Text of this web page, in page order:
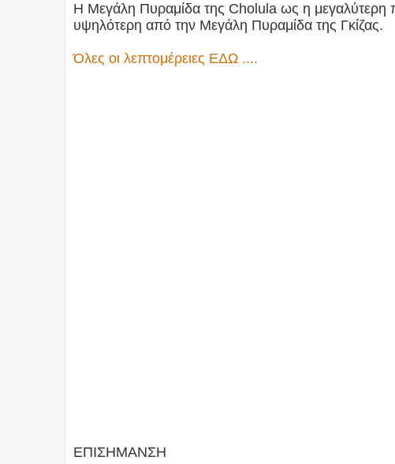
Η Μεγάλη Πυραμίδα της Cholula ως η μεγαλύτερη
υψηλότερη από την Μεγάλη Πυραμίδα της Γκίζας.
Όλες οι λεπτομέρειες ΕΔΩ ....
ΕΠΙΣΗΜΑΝΣΗ